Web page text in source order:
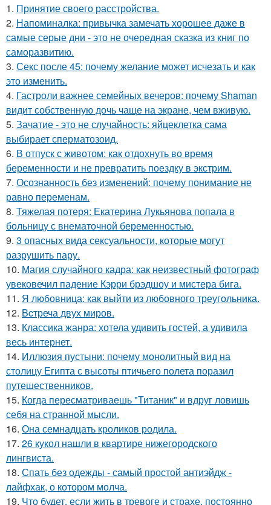
1. Принятие своего расстройства.
2. Напоминалка: привычка замечать хорошее даже в
самые серые дни - это не очередная сказка из книг по
саморазвитию.
3. Секс после 45: почему желание может исчезать и как
это изменить.
4. Гастроли важнее семейных вечеров: почему Shaman
видит собственную дочь чаще на экране, чем вживую.
5. Зачатие - это не случайность: яйцеклетка сама
выбирает сперматозоид.
6. В отпуск с животом: как отдохнуть во время
беременности и не превратить поездку в экстрим.
7. Осознанность без изменений: почему понимание не
равно переменам.
8. Тяжелая потеря: Екатерина Лукьянова попала в
больницу с внематочной беременностью.
9. 3 опасных вида сексуальности, которые могут
разрушить пару.
10. Магия случайного кадра: как неизвестный фотограф
увековечил падение Кэрри брэдшоу и мистера бига.
11. Я любовница: как выйти из любовного треугольника.
12. Bcтреча двух миров.
13. Классика жанра: хотела удивить гостей, а удивила
весь интернет.
14. Иллюзия пустыни: почему монолитный вид на
столицу Египта с высоты птичьего полета поразил
путешественников.
15. Когда пересматриваешь "Титаник" и вдруг ловишь
себя на странной мысли.
16. Она семнадцать кроликов родила.
17. 26 кукол нашли в квартире нижегородского
лингвиста.
18. Спать без одежды - самый простой антиэйдж -
лайфхак, о котором молча.
19. Что будет, если жить в тревоге и страхе, постоянно